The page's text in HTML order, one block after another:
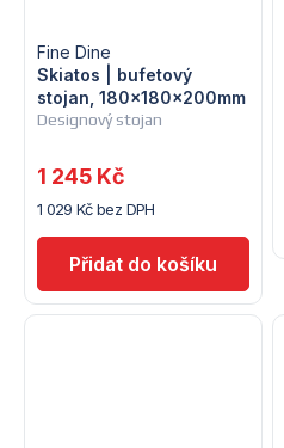
Designový stojan
Skiatos | bufetový
stojan, 180x180x200mm
Fine Dine
1 029 Kč bez DPH
1 245 Kč